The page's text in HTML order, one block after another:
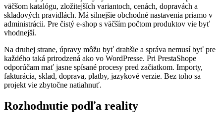
väčšom katalógu, zložitejších variantoch, cenách, dopravách a
skladových pravidlách. Má silnejšie obchodné nastavenia priamo v
administrácii. Pre čistý e-shop s väčším počtom produktov vie byť
vhodnejší.
Na druhej strane, úpravy môžu byť drahšie a správa nemusí byť pre
každého taká prirodzená ako vo WordPresse. Pri PrestaShope
odporúčam mať jasne spísané procesy pred začiatkom. Importy,
fakturácia, sklad, doprava, platby, jazykové verzie. Bez toho sa
projekt vie zbytočne natiahnuť.
Rozhodnutie podľa reality